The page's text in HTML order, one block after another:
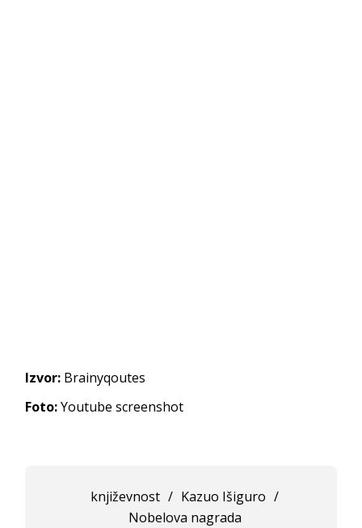
Izvor: Brainyqoutes
Foto:Youtube screenshot
književnost / Kazuo Išiguro /
Nobelova nagrada